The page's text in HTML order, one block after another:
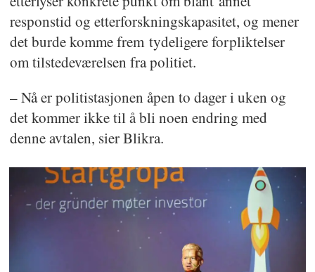
responstid og etterforskningskapasitet, og mener
det burde komme frem tydeligere forpliktelser
om tilstedeværelsen fra politiet.
– Nå er politistasjonen åpen to dager i uken og
det kommer ikke til å bli noen endring med
denne avtalen, sier Blikra.